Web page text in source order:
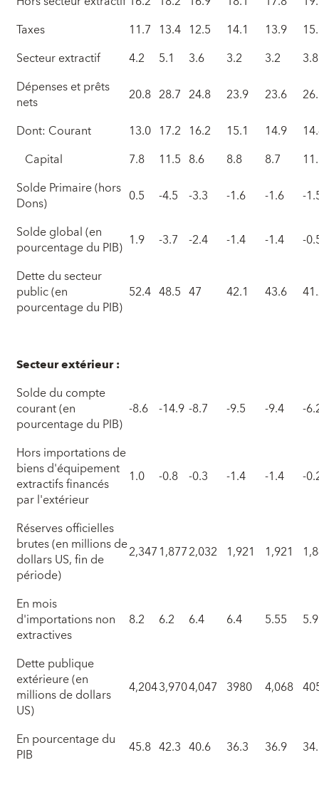
Taxes
11.7 13.4 12.5 14.1 13.9
Secteur extractif
4.2 5.1 3.6 3.2 3.2
3.8
Dépenses et prêts
nets 20.8 28.7 24.8 23.9 23.6
Dont: Courant
13.0 17.2 16.2 15.1 14.9
Capital
7.8 11.5 8.6 8.8 8.7
Solde Primaire (hors
Dons) 0.5 -4.5 -3.3 -1.6 -1.6
-
Solde global (en
pourcentage du PIB) 1.9 -3.7 -2.4 -1.4 -1.4
-
Dette du secteur
public (en
pourcentage du PIB)
52.4 48.5 47 42.1 43.6
Secteur extérieur :
Solde du compte
courant (en
pourcentage du PIB)
-8.6 -14.9 -8.7 -9.5 -9.4 -
Hors importations de
biens d'équipement
extractifs financés
par l'extérieur
1.0 -0.8 -0.3 -1.4 -1.4 -
Réserves officielles
brutes (en millions de
dollars US, fin de
période)
2,3471,8772,032 1,921 1,921
En mois
d'importations non
extractives
8.2 6.2 6.4 6.4 5.55 5.9
Dette publique
extérieure (en
millions de dollars
US)
4,2043,9704,047 3980 4,068
En pourcentage du
PIB 45.8 42.3 40.6 36.3 36.9